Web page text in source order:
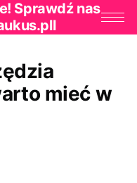
Sprawdź nas
mieć w